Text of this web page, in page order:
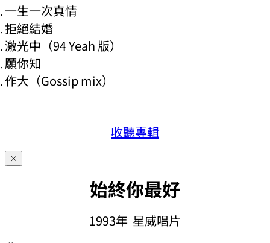
一生一次真情
拒絕結婚
激光中（94 Yeah 版）
願你知
作大（Gossip mix）
收聽專輯
×
始終你最好
1993年 星威唱片